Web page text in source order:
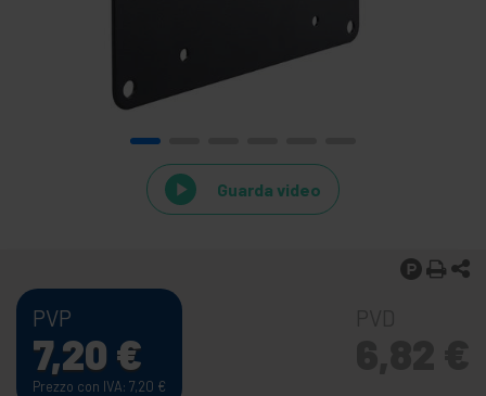
Guarda video
PVP
7,20 €
Prezzo con IVA: 7,20 €